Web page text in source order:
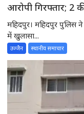
आरोपी गिरफ्तार; 2
महिदपुर। महिदपुर पुलिस
में खुलासा...
उज्जैन स्थानीय समाचार